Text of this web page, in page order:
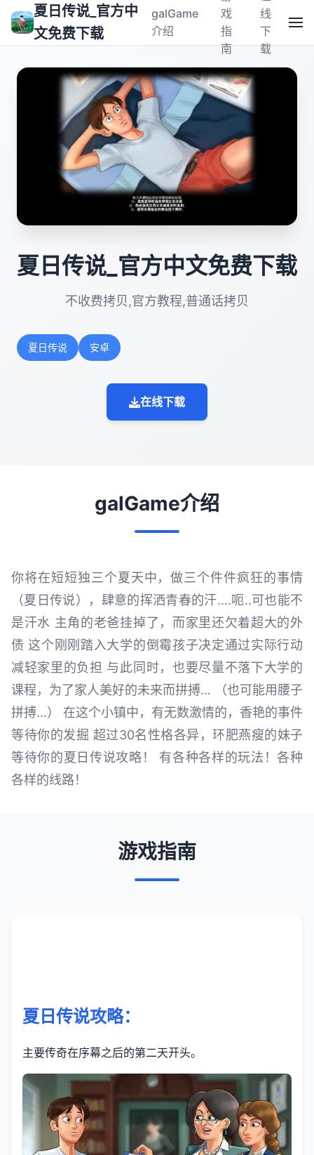
夏日传说_官方中
文免费下载
galGame
介绍
戏
指
南
线
下
载
夏日传说_官方中文免费下载
不收费拷贝,官方教程,普通话拷贝
夏日传说 安卓
在线下载
galGame介绍
你将在短短独三个夏天中，做三个件件疯狂的事情
（夏日传说），肆意的挥洒青春的汗….呃..可也能不
是汗水 主角的老爸挂掉了，而家里还欠着超大的外
债 这个刚刚踏入大学的倒霉孩子决定通过实际行动
减轻家里的负担 与此同时，也要尽量不落下大学的
课程，为了家人美好的未来而拼搏… （也可能用腰子
拼搏…） 在这个小镇中，有无数激情的，香艳的事件
等待你的发掘 超过30名性格各异，环肥燕瘦的妹子
等待你的夏日传说攻略！ 有各种各样的玩法！各种
各样的线路！
游戏指南
夏日传说攻略：
主要传奇在序幕之后的第二天开头。